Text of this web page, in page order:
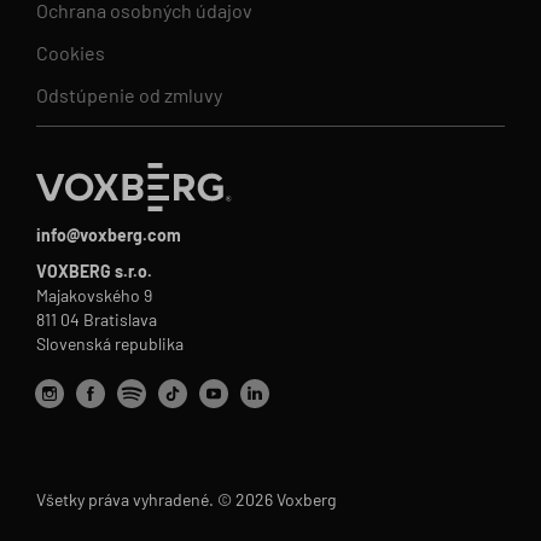
info@voxberg.com
VOXBERG s.r.o.
Majakovského 9
811 04 Bratislava
Slovenská republika
Ochrana osobných údajov
Cookies
Odstúpenie od zmluvy
Všetky práva vyhradené. © 2026 Voxberg